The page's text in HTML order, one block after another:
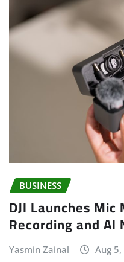
BUSINESS
DJI Launches
Recording and
Yasmin Zainal Aug